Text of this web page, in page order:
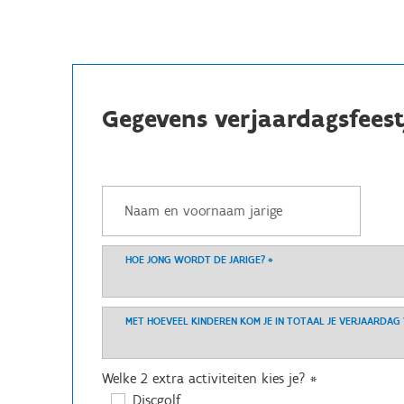
Gegevens
HOE JONG WORDT DE JARIGE? *
MET HOEVEEL KINDEREN KOM JE IN TOTAAL JE VERJAARDAG
Welke 2 extra activiteiten kies je? *
Discgolf